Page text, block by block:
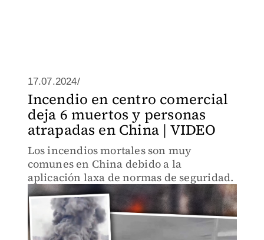
17.07.2024/
Incendio en centro comercial
deja 6 muertos y personas
atrapadas en China | VIDEO
Los incendios mortales son muy
comunes en China debido a la
aplicación laxa de normas de seguridad.